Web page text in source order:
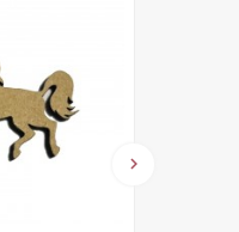
keyboard_arrow_right